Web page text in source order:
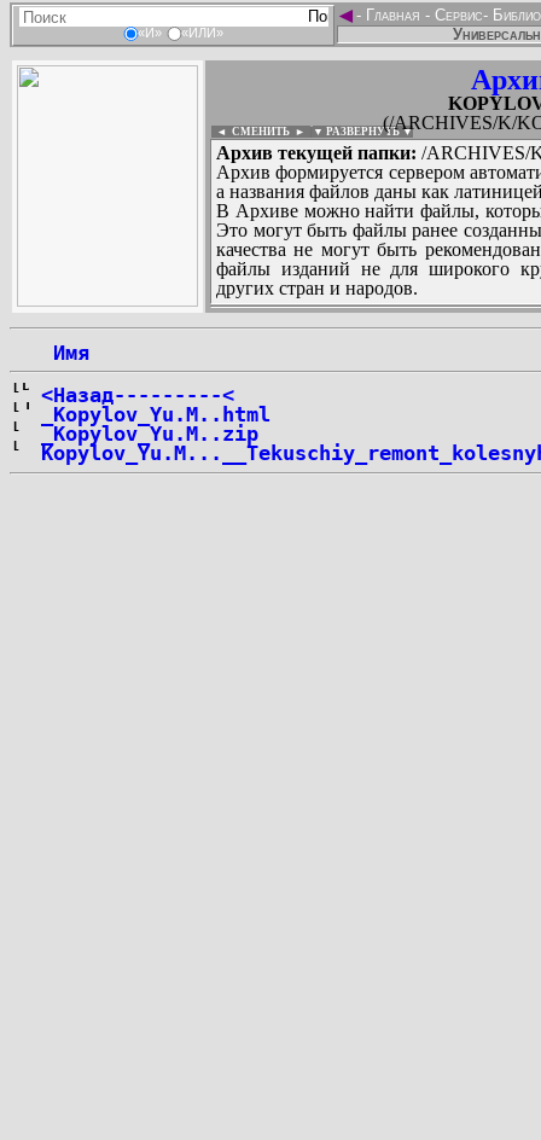
«И» «ИЛИ»
◄- Главная - Сервис-
(/ARCHIVES/K/
◄ СМЕНИТЬ ► ▼ РАЗВЕРНУТЬ ▼
Архив текущей папки: /ARCHIVES/
Архив формируется сервером
а названия файлов даны как
В Архиве можно найти файлы,
Это могут быть файлы ранее
качества не могут быть
файлы изданий не для широкого
других стран и народов.
Имя
<Назад---------<
_Kopylov_Yu.M..html
_Kopylov_Yu.M..zip